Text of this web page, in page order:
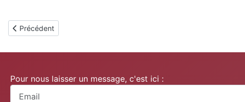
Article précédent : Aurec
Précédent
Pour nous laisser un message, c'est ici :